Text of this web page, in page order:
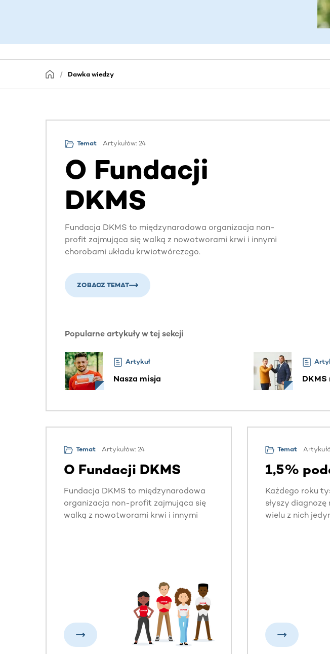
Dawka wiedzy
Temat Artykułów: 24
O Fundacji
DKMS
Fundacja DKMS to międzynarodowa organizacja non-
profit zajmująca się walką z nowotworami krwi i innymi
chorobami układu krwiotwórczego.
ZOBACZ TEMAT
Popularne artykuły w tej sekcji
Artykuł
Nasza misja DKMS
Temat Artykułów: 24
O Fundacji DKMS
Fundacja DKMS to międzynarodowa
organizacja non-profit zajmująca się
walką z nowotworami krwi i innymi
Temat
1,5%
Każdego roku
słyszy
wielu z nich
Pacjentów –
leczenia,
oraz finansując
medycznego dla
również dzięki
przekazują